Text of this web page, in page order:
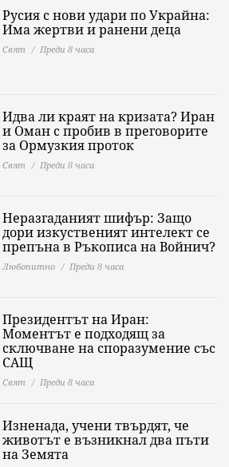
Русия с нови удари по Украйна:
Има жертви и ранени деца
Свят Преди 8 часа
Идва ли краят на кризата? Иран
и Оман с пробив в преговорите
за Ормузкия проток
Свят Преди 8 часа
Неразгаданият шифър: Защо
дори изкуственият интелект се
препъна в Ръкописа на Войнич?
Любопитно Преди 8 часа
Президентът на Иран:
Моментът е подходящ за
сключване на споразумение със
САЩ
Свят Преди 8 часа
Изненада, учени твърдят, че
животът е възникнал два пъти
на Земята